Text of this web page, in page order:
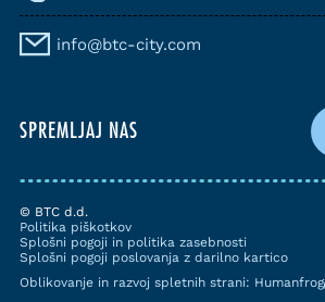
info@btc-city.com
SPREMLJAJ NAS
© BTC d.d.
Politika piškotkov
Splošni pogoji in politika zasebnosti
Splošni pogoji poslovanja z darilno kartico
Oblikovanje in razvoj spletnih strani: Humanfrog